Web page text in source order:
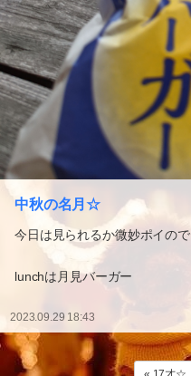
中秋の名月☆
今日は見られるか微妙ポイので
lunchは月見バーガー
2023.09.29 18:43